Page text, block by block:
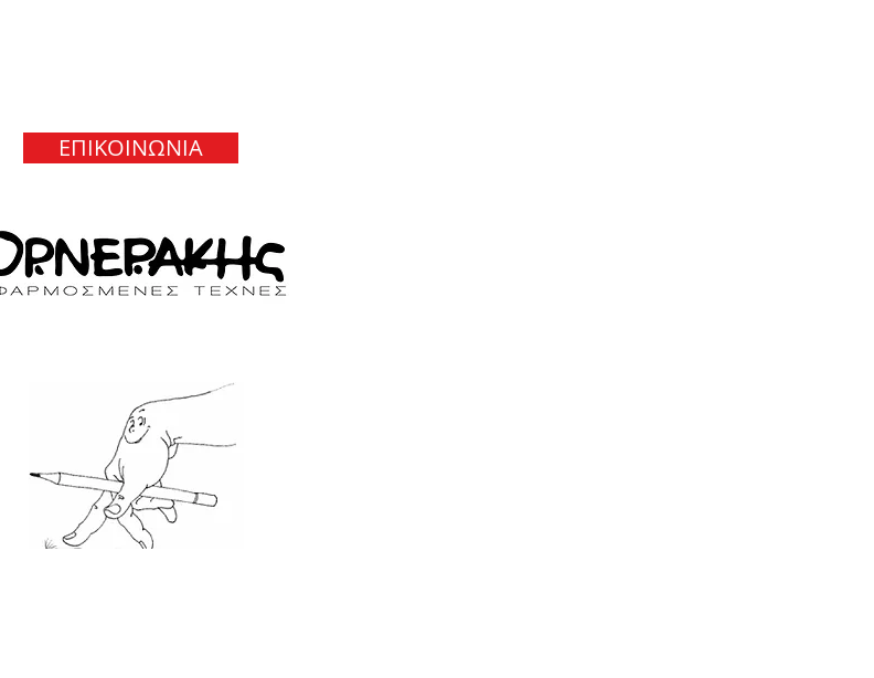
ΕΠΙΚΟΙΝΩΝΙΑ